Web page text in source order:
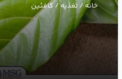
خانه/تغذیه/ کافئین